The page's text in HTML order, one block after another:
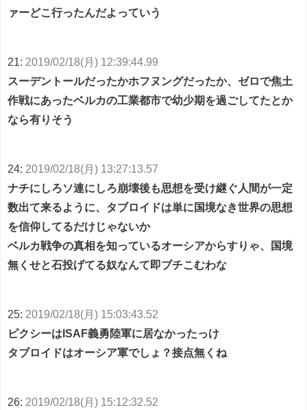
ァーどこ行ったんだよっていう
21: 2019/02/18(月) 12:39:44.99
スーデントールだったかホフヌングだったか、ゼロで焦土
作戦にあったベルカの工業都市で幼少期を過ごしてたとか
なら有りそう
24: 2019/02/18(月) 13:27:13.57
ナチにしろソ連にしろ崩壊後も思想を受け継ぐ人間が一定
数出て来るように、タブロイドは単に国境なき世界の思想
を信仰してるだけじゃないか
ベルカ戦争の真相を知っているオーシアからすりゃ、国境
無くせと石投げてる奴なんて即ブチこむわな
25: 2019/02/18(月) 15:03:43.52
ピクシーはISAF義勇陸軍に居なかったっけ
タブロイドはオーシア軍でしょ？接点無くね
26: 2019/02/18(月) 15:12:32.52